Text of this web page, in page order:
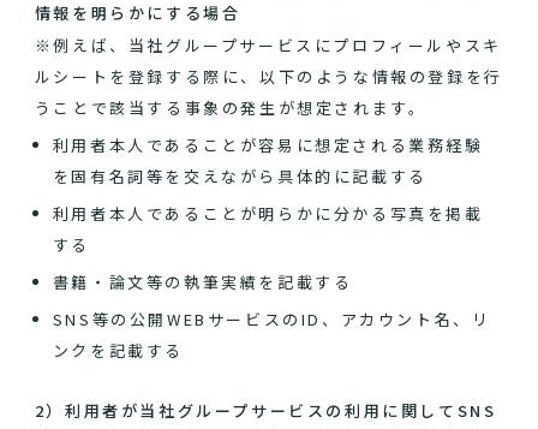
情報を明らかにする場合
※例えば、当社グループサービスにプロフィールやスキ
ルシートを登録する際に、以下のような情報の登録を行
うことで該当する事象の発生が想定されます。
利用者本人であることが容易に想定される業務経験
を固有名詞等を交えながら具体的に記載する
利用者本人であることが明らかに分かる写真を掲載
する
書籍・論文等の執筆実績を記載する
SNS等の公開WEBサービスのID、アカウント名、リ
ンクを記載する
2）利用者が当社グループサービスの利用に関してSNS